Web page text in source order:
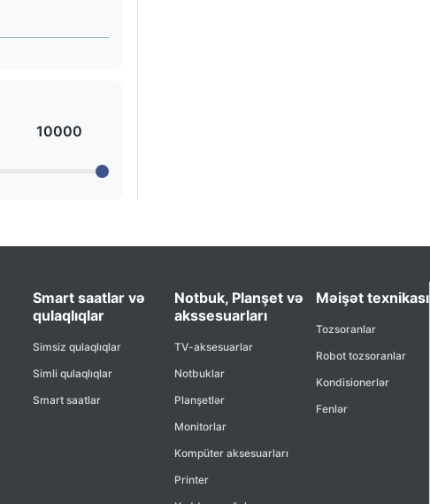
10000
Smart saatlar və
qulaqlıqlar
Simsiz qulaqlıqlar
Simli qulaqlıqlar
Smart saatlar
Notbuk, Planşet və
akssesuarları
TV-aksesuarlar
Notbuklar
Planşetlər
Monitorlar
Kompüter aksesuarları
Printer
Məişət texnikası
Tozsoranlar
Robot tozsoranlar
Kondisionerlər
Fenlər